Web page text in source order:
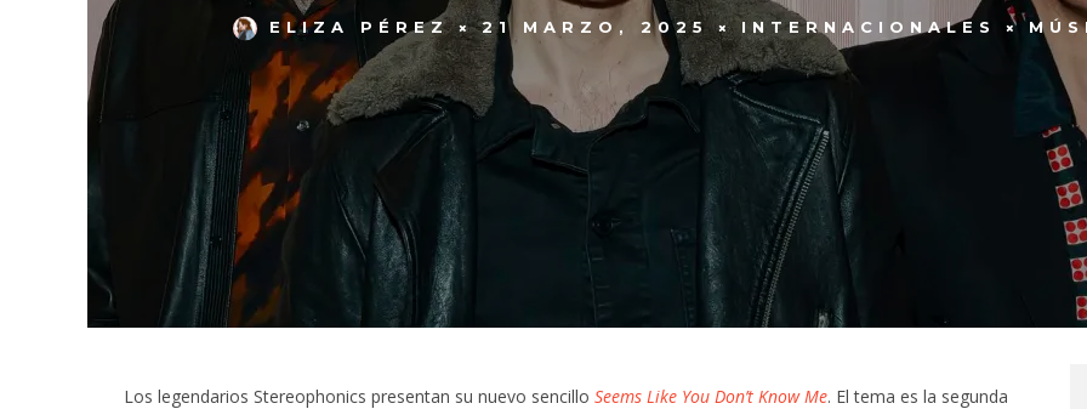
ELIZA PÉREZ 21 MARZO, 2025 INTERNACIONALES
Los legendarios Stereophonics presentan su nuevo sencillo Seems Like You Don’t Know Me. El tema es la segunda